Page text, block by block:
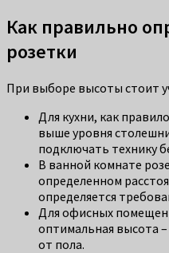
Как правильно
розетки
При выборе высоты стоит
Для кухни, как
выше уровня
подключать технику
В ванной комнате
определенном
определяется
Для офисных
оптимальная высота
от пола.